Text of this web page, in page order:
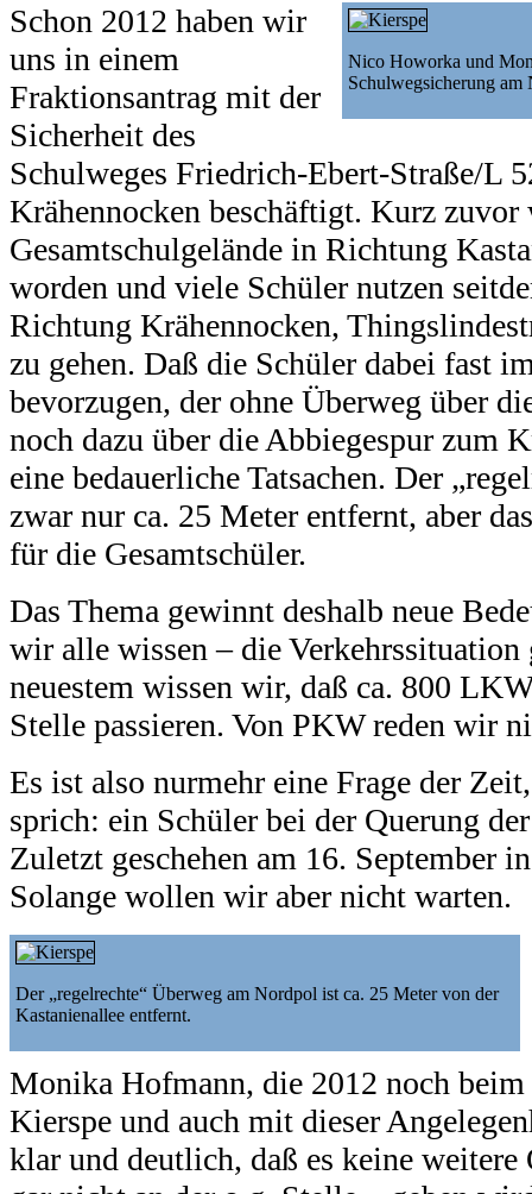
Nico Howorka und
Schulwegsicherung am
Schon 2012 haben wir
uns in einem
Fraktionsantrag mit der
Sicherheit des
Schulweges Friedrich-Ebert-Straße/L
Krähennocken beschäftigt. Kurz zuvor
Gesamtschulgelände in Richtung
worden und viele Schüler nutzen
Richtung Krähennocken,
zu gehen. Daß die Schüler dabei fast
bevorzugen, der ohne Überweg über
noch dazu über die Abbiegespur zum
eine bedauerliche Tatsachen. Der
zwar nur ca. 25 Meter entfernt, aber
für die Gesamtschüler.
Das Thema gewinnt deshalb neue
wir alle wissen – die Verkehrssituation
neuestem wissen wir, daß ca. 800
Stelle passieren. Von PKW reden wir
Es ist also nurmehr eine Frage der
sprich: ein Schüler bei der Querung
Zuletzt geschehen am 16. September
Solange wollen wir aber nicht warten.
Der „regelrechte“ Überweg am Nordpol ist ca. 25 Meter von der
Kastanienallee entfernt.
Monika Hofmann, die 2012 noch
Kierspe und auch mit dieser
klar und deutlich, daß es keine weitere